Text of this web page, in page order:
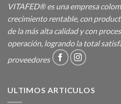
VITAFED® es una empresa
crecimiento rentable, con
de la más alta calidad y con
operación, logrando la total
proveedores
ULTIMOS ARTICULOS